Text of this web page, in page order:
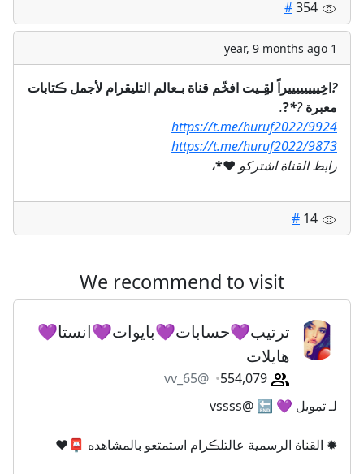
#
1 year, 9 months ago
?اخِييييييييراً لقِـيت افخّم قناة بـعالم التليقرام لأجمل ڪتابات
معبرة?
*
?
.
https://t.me/huruf2022/9924
https://t.me/huruf2022/9873
رابط القناة اشتركو ♥️*،
#
We recommend to visit
ترتيب💜حسابات💜بايوات💜انستا💜
هايلات
@vv_65
لـ تمويل 💜 🔚 @vssss
✹ القناة الرسمية عالتلڪرام استمتعو بالمشاهده 📮♥️